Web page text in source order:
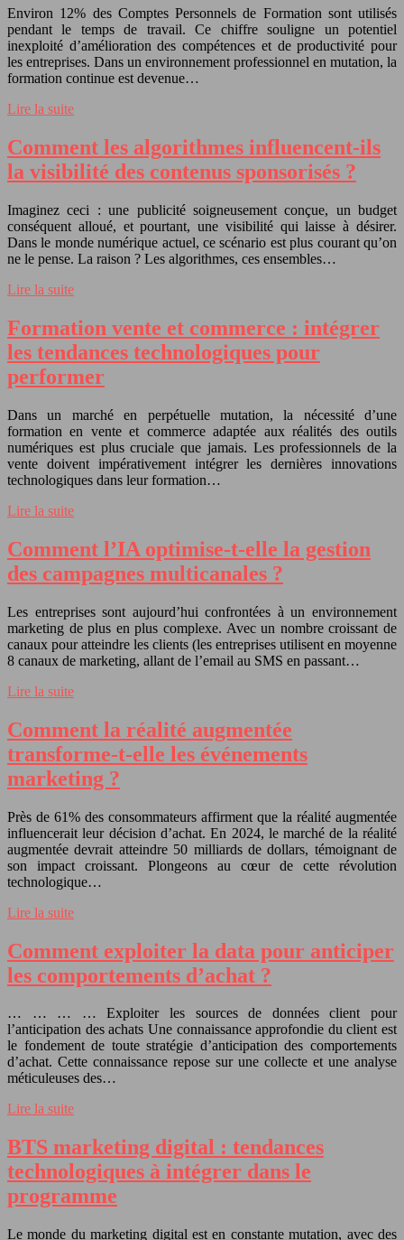
Environ 12% des Comptes Personnels de Formation sont utilisés
pendant le temps de travail. Ce chiffre souligne un potentiel
inexploité d’amélioration des compétences et de productivité pour
les entreprises. Dans un environnement professionnel en mutation, la
formation continue est devenue…
Lire la suite
Comment les algorithmes influencent-ils
la visibilité des contenus sponsorisés ?
Imaginez ceci : une publicité soigneusement conçue, un budget
conséquent alloué, et pourtant, une visibilité qui laisse à désirer.
Dans le monde numérique actuel, ce scénario est plus courant qu’on
ne le pense. La raison ? Les algorithmes, ces ensembles…
Lire la suite
Formation vente et commerce : intégrer
les tendances technologiques pour
performer
Dans un marché en perpétuelle mutation, la nécessité d’une
formation en vente et commerce adaptée aux réalités des outils
numériques est plus cruciale que jamais. Les professionnels de la
vente doivent impérativement intégrer les dernières innovations
technologiques dans leur formation…
Lire la suite
Comment l’IA optimise-t-elle la gestion
des campagnes multicanales ?
Les entreprises sont aujourd’hui confrontées à un environnement
marketing de plus en plus complexe. Avec un nombre croissant de
canaux pour atteindre les clients (les entreprises utilisent en moyenne
8 canaux de marketing, allant de l’email au SMS en passant…
Lire la suite
Comment la réalité augmentée
transforme-t-elle les événements
marketing ?
Près de 61% des consommateurs affirment que la réalité augmentée
influencerait leur décision d’achat. En 2024, le marché de la réalité
augmentée devrait atteindre 50 milliards de dollars, témoignant de
son impact croissant. Plongeons au cœur de cette révolution
technologique…
Lire la suite
Comment exploiter la data pour anticiper
les comportements d’achat ?
… … … … Exploiter les sources de données client pour
l’anticipation des achats Une connaissance approfondie du client est
le fondement de toute stratégie d’anticipation des comportements
d’achat. Cette connaissance repose sur une collecte et une analyse
méticuleuses des…
Lire la suite
BTS marketing digital : tendances
technologiques à intégrer dans le
programme
Le monde du marketing digital est en constante mutation, avec des